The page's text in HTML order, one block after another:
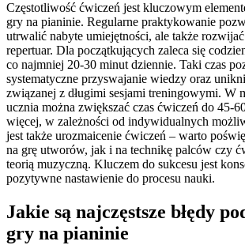
Częstotliwość ćwiczeń jest kluczowym
gry na pianinie. Regularne praktykowanie
utrwalić nabyte umiejętności, ale także
repertuar. Dla początkujących zaleca się
co najmniej 20-30 minut dziennie. Taki czas
systematyczne przyswajanie wiedzy oraz
związanej z długimi sesjami treningowymi. W
ucznia można zwiększać czas ćwiczeń do 45-
więcej, w zależności od indywidualnych
jest także urozmaicenie ćwiczeń – warto
na grę utworów, jak i na technikę palców czy
teorią muzyczną. Kluczem do sukcesu jest
pozytywne nastawienie do procesu nauki.
Jakie są najczęstsze błędy
gry na pianinie